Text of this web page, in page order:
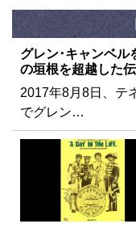
グレン･キャンベル
の垣根を超越した
2017年8月8日、テ
でグレン…